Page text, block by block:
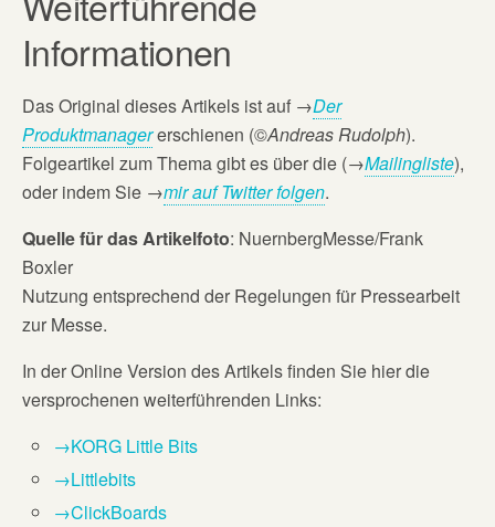
Informationen
Das Original dieses Artikels ist auf →Der
Produktmanagererschienen (©Andreas Rudolph).
Folgeartikel zum Thema gibt es über die (→Mailingliste),
oder indem Sie →mir auf Twitter folgen.
Quelle für das Artikelfoto: NuernbergMesse/Frank
Boxler
Nutzung entsprechend der Regelungen für Pressearbeit
zur Messe.
In der Online Version des Artikels finden Sie hier die
versprochenen weiterführenden Links:
→KORG Little Bits
→Littlebits
→ClickBoards